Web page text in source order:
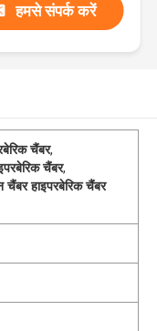
हमसे संपर्क करें
चैंबर,
चैंबर,
हाइपरबेरिक चैंबर